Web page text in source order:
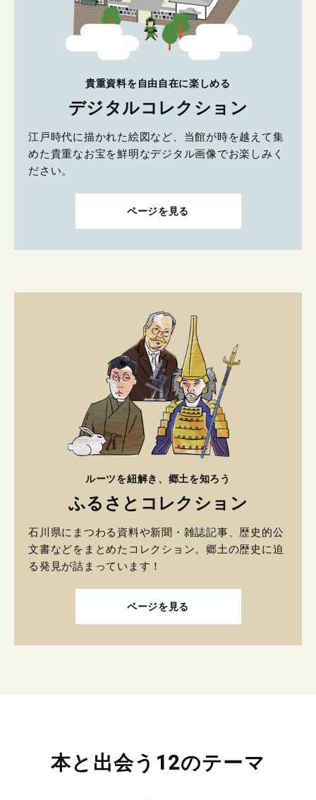
貴重資料を自由自在に楽しめる
デジタルコレクション
江戸時代に描かれた絵図など、当館が時を越えて集
めた貴重なお宝を鮮明なデジタル画像でお楽しみく
ださい。
ページを見る
ルーツを紐解き、郷土を知ろう
ふるさとコレクション
石川県にまつわる資料や新聞・雑誌記事、歴史的公
文書などをまとめたコレクション。郷土の歴史に迫
る発見が詰まっています！
ページを見る
本と出会う12のテーマ